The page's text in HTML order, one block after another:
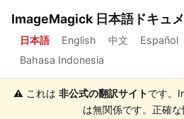
ImageMagick 日本語ドキュ
日本語 English 中文 Español
Bahasa Indonesia
⚠️ これは 非公式の翻訳サイトです。
は無関係です。正確な